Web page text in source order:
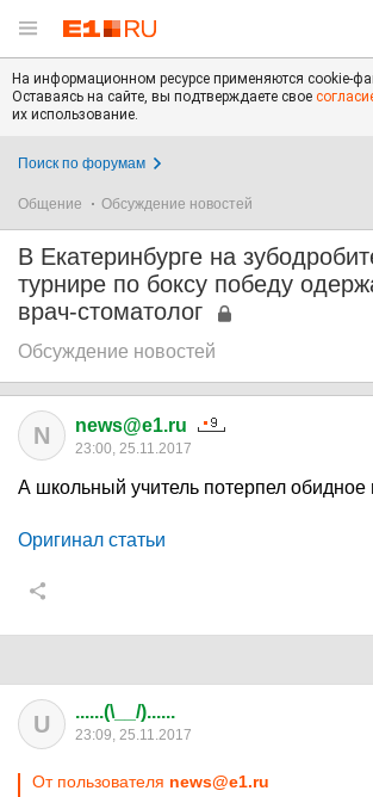
На информационном ресурсе применяются cookie-
Оставаясь на сайте, вы подтверждаете свое
их использование.
Поиск по форумам
Общение Обсуждение новостей
В Екатеринбурге на
турнире по боксу победу
врач-стоматолог
Обсуждение новостей
N news@e1.ru
23:00, 25.11.2017
А школьный учитель потерпел обидное
Оригинал статьи
U ......(\__/)......
23:09, 25.11.2017
От пользователя news@e1.ru